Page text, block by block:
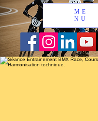
ME
NU